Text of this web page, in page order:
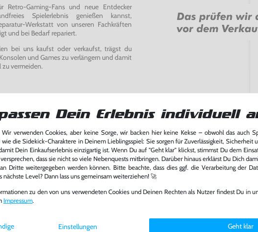
Gaming-Fans und neue Entdecker
Spielerlebnis genießen kannst,
Werkstatt von unseren Fachkräften
und bei Bedarf repariert.
bei uns kaufst oder verkaufst, trägst du
und Games zu verlängern und damit
vermeiden.
Dein Erlebnis individuell
verwenden Cookies, aber keine Sorge, wir backen hier keine Kekse – obwohl das auch
wie die Sidekick-Charaktere in Deinem Lieblingsspiel: Sie sorgen für Zuverlässigkeit, Sicherheit
Dein Einkaufserlebnis einzigartig ist. Wenn Du auf "Geht klar" klickst, stimmst Du dem
dass sie nicht so viele Nebenquests mitbringen. Darüber hinaus erklärst Du Dich
Dritte weitergegeben werden können. Bitte beachte, dass dies ggf. die Verarbeitung der
nächste Level? Dann lass uns gemeinsam weiterziehen! 🚀
zu den von uns verwendeten Cookies und Deinen Rechten als Nutzer findest Du in
Impressum.
Einstellungen Geht klar